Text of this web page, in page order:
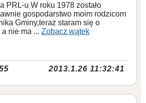
PRL-u W roku 1978 zostało
gospodarstwo moim rodzicom
Gminy,teraz staram się o
nie ma ... Zobacz wątek
2013.1.26 11:32:41